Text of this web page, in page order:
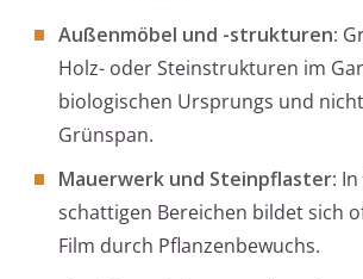
Außenmöbel und -strukturen:
Holz- oder Steinstrukturen im
biologischen Ursprungs und
Grünspan.
Mauerwerk und Steinpflaster:
schattigen Bereichen bildet sich
Film durch Pflanzenbewuchs.